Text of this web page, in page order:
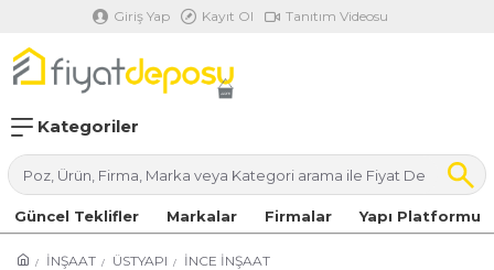
Giriş Yap Kayıt Ol Tanıtım Videosu
Kategoriler
Güncel Teklifler Markalar Firmalar Yapı Platformu
İNŞAAT ÜSTYAPI
İNCE İNŞAAT